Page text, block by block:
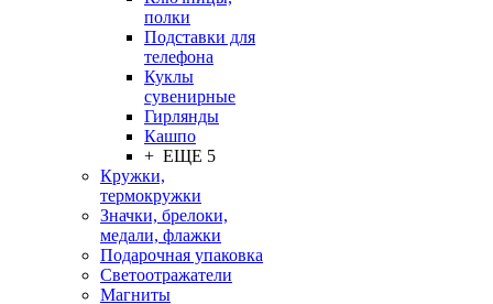
полки
Подставки для
телефона
Куклы
сувенирные
Гирлянды
Кашпо
+ ЕЩЕ 5
Кружки,
термокружки
Значки, брелоки,
медали, флажки
Подарочная упаковка
Светоотражатели
Магниты